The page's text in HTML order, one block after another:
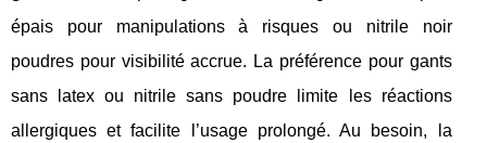
épais pour manipulations à risques ou nitrile noir
poudres pour visibilité accrue. La préférence pour gants
sans latex ou nitrile sans poudre limite les réactions
allergiques et facilite l’usage prolongé. Au besoin, la